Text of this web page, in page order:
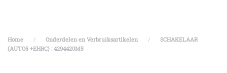
Home Onderdelen en Verbruiksartikelen
SCHAKELAAR
(AUTO5 +EHRC) : 4294420M5